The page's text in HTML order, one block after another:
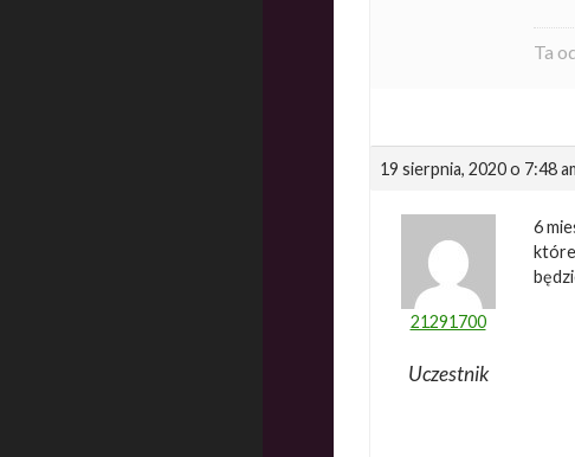
Ta
19 sierpnia, 2020 o 7:48
21291700
Uczestnik
6